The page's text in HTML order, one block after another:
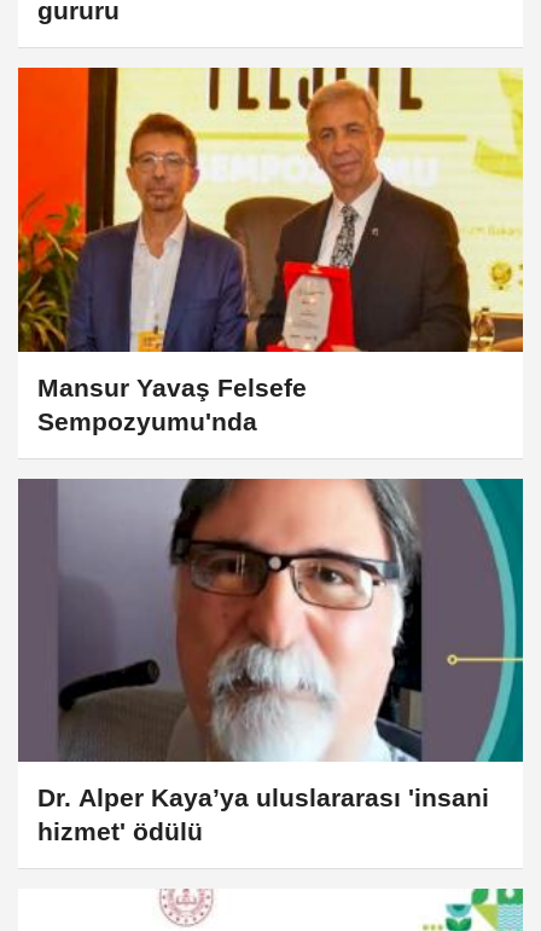
gururu
Mansur Yavaş Felsefe
Sempozyumu'nda
Dr. Alper Kaya’ya uluslararası 'insani
hizmet' ödülü